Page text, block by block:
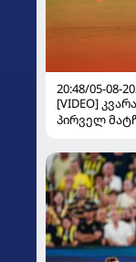
20:48/05-08-
[VIDEO]
პირველ